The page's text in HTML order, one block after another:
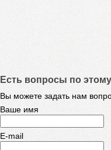
Есть вопросы по
Вы можете задать нам
Ваше имя
E-mail